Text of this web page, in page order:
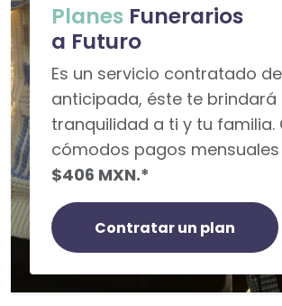
Planes Funerarios
a Futuro
Es un servicio contratado
anticipada, éste te brindará
tranquilidad a ti y tu familia.
cómodos pagos
$406 MXN.*
Contratar un plan